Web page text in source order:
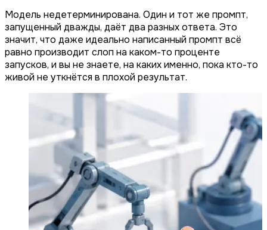
Модель недетерминирована. Один и тот же промпт,
запущенный дважды, даёт два разных ответа. Это
значит, что даже идеально написанный промпт всё
равно производит слоп на каком-то проценте
запусков, и вы не знаете, на каких именно, пока кто-то
живой не уткнётся в плохой результат.